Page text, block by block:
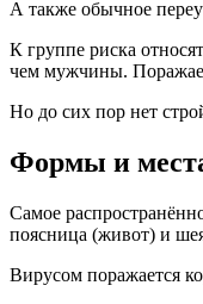
А также обычное
К группе риска
чем мужчины.
Но до сих пор нет
Формы и
Самое
поясница (живот) и
Вирусом поражается